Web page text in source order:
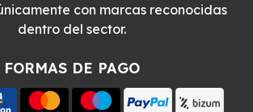
con marcas reconocidas
dentro del sector.
FORMAS DE PAGO